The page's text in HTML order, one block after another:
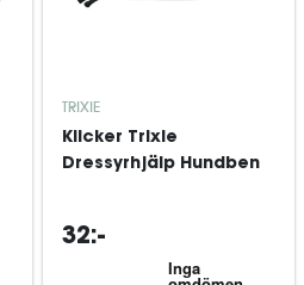
TRIXIE
Klicker Trixie
Dressyrhjälp Hundben
32:-